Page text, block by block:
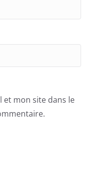
et mon site dans le